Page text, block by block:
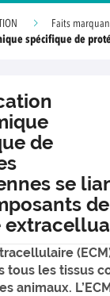
Faits
spécifique de
de
se
tous les tissus
animaux.